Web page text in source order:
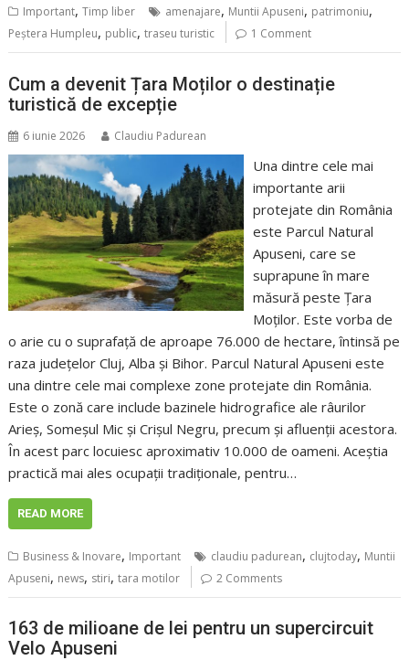
Important,Timp liber amenajare, Muntii Apuseni, patrimoniu,
Peștera Humpleu, public,traseu turistic 1 Comment
Cum a devenit Țara Moților o destinație
turistică de excepție
6 iunie 2026 Claudiu Padurean
Una dintre cele mai
importante arii
protejate din România
este Parcul Natural
Apuseni, care se
suprapune în mare
măsură peste Țara
Moților. Este vorba de
o arie cu o suprafață de aproape 76.000 de hectare, întinsă pe
raza județelor Cluj, Alba și Bihor. Parcul Natural Apuseni este
una dintre cele mai complexe zone protejate din România.
Este o zonă care include bazinele hidrografice ale râurilor
Arieș, Someșul Mic și Crișul Negru, precum și afluenții acestora.
În acest parc locuiesc aproximativ 10.000 de oameni. Aceștia
practică mai ales ocupații tradiționale, pentru…
READ MORE
Business & Inovare, Important claudiu padurean, clujtoday, Muntii
Apuseni, news, stiri,tara motilor 2 Comments
163 de milioane de lei pentru un supercircuit
Velo Apuseni